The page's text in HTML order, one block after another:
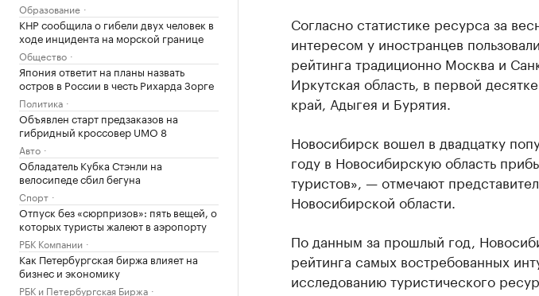
Образование
КНР сообщила о гибели двух человек в
ходе инцидента на морской границе
Общество
Япония ответит на планы назвать
остров в России в честь Рихарда Зорге
Политика
Объявлен старт предзаказов на
гибридный кроссовер UMO 8
Авто
Обладатель Кубка Стэнли на
велосипеде сбил бегуна
Спорт
Отпуск без «сюрпризов»: пять вещей, о
которых туристы жалеют в аэропорту
РБК Компании
Как Петербургская биржа влияет на
бизнес и экономику
РБК и Петербургская Биржа
Согласно статистике ресурса за
интересом у иностранцев
рейтинга традиционно Москва и
Иркутская область, в первой
край, Адыгея и Бурятия.
Новосибирск вошел в двадцатку
году в Новосибирскую область
туристов», — отмечают
Новосибирской области.
По данным за прошлый год,
рейтинга самых востребованных
исследованию туристического